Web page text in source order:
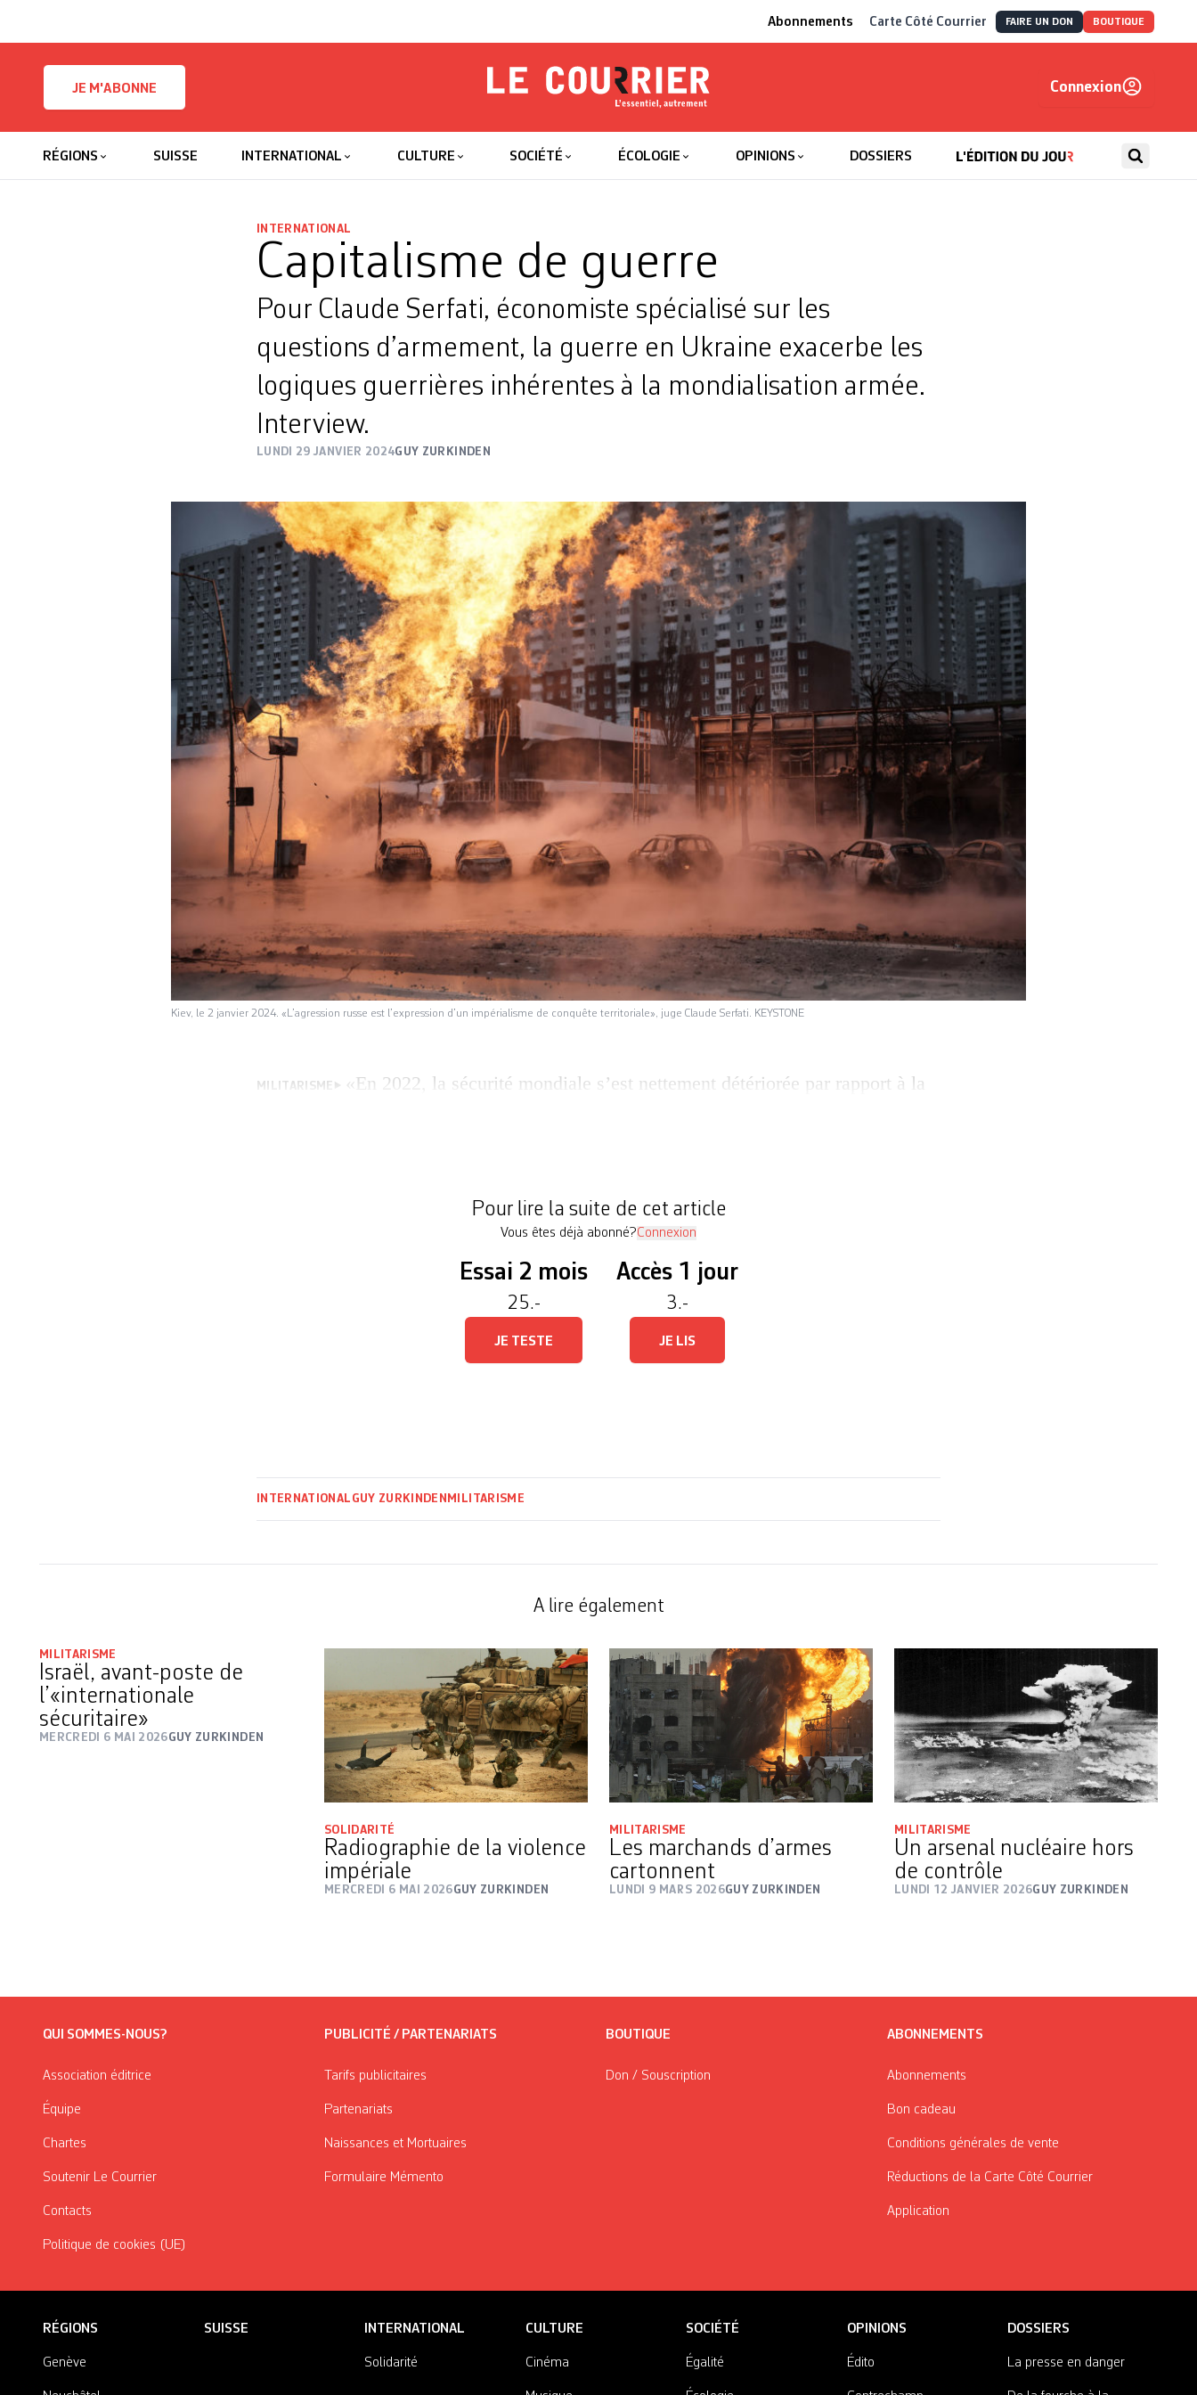
Abonnements Carte Côté Courrier FAIRE UN DON BOUTIQUE
JE M'ABONNE
Le Courrier
Connexion
RÉGIONS SUISSE INTERNATIONAL CULTURE SOCIÉTÉ ÉCOLOGIE OPINIONS DOSSIERS
INTERNATIONAL
Capitalisme de guerre
Pour Claude Serfati, économiste spécialisé sur les
questions d’armement, la guerre en Ukraine exacerbe les
logiques guerrières inhérentes à la mondialisation armée.
Interview.
LUNDI 29 JANVIER 2024GUY ZURKINDEN
Kiev, le 2 janvier 2024. «L’agression russe est l’expression d’un impérialisme de conquête territoriale», juge Claude Serfati. KEYSTONE
MILITARISME
«En 2022, la sécurité mondiale s’est nettement détériorée par rapport à la
Pour lire la suite de cet article
Vous êtes déjà abonné?Connexion
Essai 2 mois
25.-
JE TESTE
Accès 1 jour
3.-
JE LIS
INTERNATIONAL GUY ZURKINDEN MILITARISME
A lire également
MILITARISME
Israël, avant-poste de
l’«internationale
sécuritaire»
MERCREDI 6 MAI 2026GUY ZURKINDEN
SOLIDARITÉ
Radiographie de la violence
impériale
MERCREDI 6 MAI 2026GUY ZURKINDEN
MILITARISME
Les marchands d’armes
cartonnent
LUNDI 9 MARS 2026GUY ZURKINDEN
MILITARISME
Un arsenal nucléaire hors
de contrôle
LUNDI 12 JANVIER 2026GUY ZURKINDEN
QUI SOMMES-NOUS?
Association éditrice
Équipe
Chartes
Soutenir Le Courrier
Contacts
Politique de cookies (UE)
PUBLICITÉ / PARTENARIATS
Tarifs publicitaires
Partenariats
Naissances et Mortuaires
Formulaire Mémento
BOUTIQUE
Don / Souscription
ABONNEMENTS
Abonnements
Bon cadeau
Conditions générales de vente
Réductions de la Carte Côté Courrier
Application
RÉGIONS
Genève
SUISSE INTERNATIONAL
Solidarité
CULTURE
Cinéma
SOCIÉTÉ
Égalité
OPINIONS
Édito
DOSSIERS
La presse en danger